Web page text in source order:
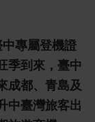
專屬登機證
季到來，臺中
成都、青島及
中臺灣旅客出